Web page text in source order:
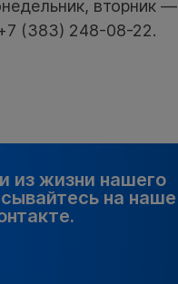
вторник —
(383) 248-08-22.
из жизни нашего
на наше